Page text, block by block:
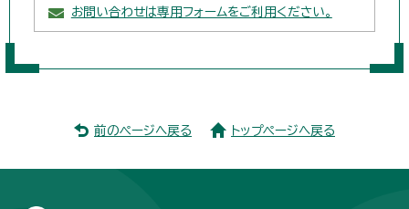
お問い合わせは専用フォームをご利用ください。
前のページへ戻る トップページへ戻る